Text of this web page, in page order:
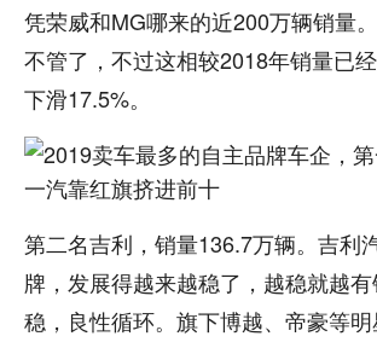
凭荣威和MG哪来的近200万辆销量
不管了，不过这相较2018年销量已
下滑17.5%。
第二名吉利，销量136.7万辆。吉利
牌，发展得越来越稳了，越稳就越
稳，良性循环。旗下博越、帝豪等